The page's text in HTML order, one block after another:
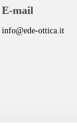
E-mail
info@ede-ottica.it